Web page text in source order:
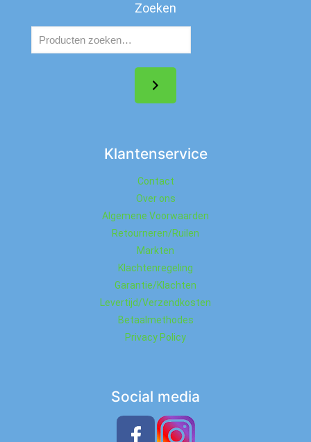
Zoeken
Klantenservice
Contact
Over ons
Algemene Voorwaarden
Retourneren/Ruilen
Markten
Klachtenregeling
Garantie/Klachten
Levertijd/Verzendkosten
Betaalmethodes
Privacy Policy
Social media